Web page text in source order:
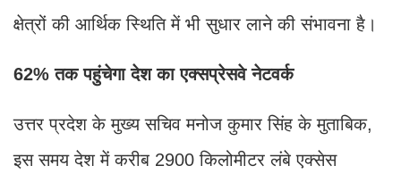
क्षेत्रों की आर्थिक स्थिति में भी सुधार लाने की संभावना है।
62% तक पहुंचेगा देश का एक्सप्रेसवे नेटवर्क
उत्तर प्रदेश के मुख्य सचिव मनोज कुमार सिंह के मुताबिक,
इस समय देश में करीब 2900 किलोमीटर लंबे एक्सेस